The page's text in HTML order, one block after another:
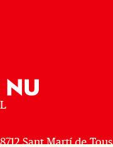
Sant Martí de Tous